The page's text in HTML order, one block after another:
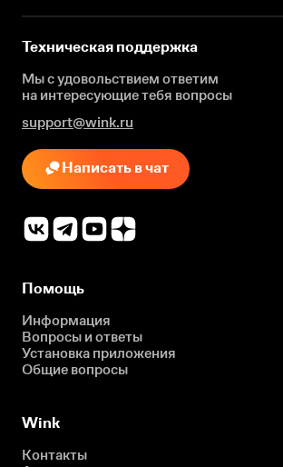
Техническая поддержка
Мы с удовольствием ответим
на интересующиетебя вопросы
support@wink.ru
Написать в чат
Помощь
Информация
Вопросы и ответы
Установка приложения
Общие вопросы
Wink
Контакты